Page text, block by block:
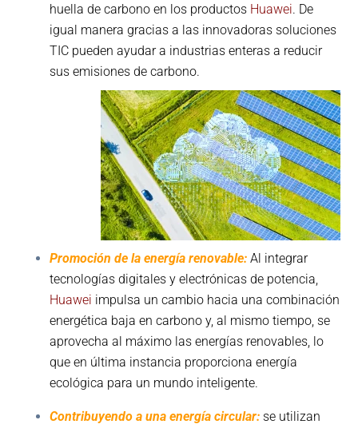
huella decarbono en los productos Huawei. De
igual manera gracias a las innovadoras soluciones
TIC pueden ayudar a industrias enteras a reducir
sus emisiones de carbono.
Promoción de la energía renovable: Al integrar
tecnologías digitales y electrónicas de potencia,
Huawei impulsa un cambio hacia una combinación
energética baja en carbono y, al mismo tiempo, se
aprovecha al máximo las energías renovables, lo
que en última instancia proporciona energía
ecológica para un mundo inteligente.
Contribuyendo a una energía circular: se utilizan